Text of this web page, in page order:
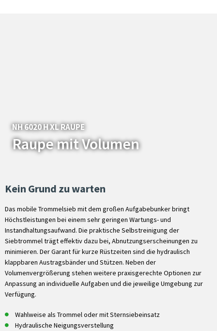
NH 6020 H XL RAUPE
Raupe mit Volumen
Kein Grund zu warten
Das mobile Trommelsieb mit dem großen Aufgabebunker bringt
Höchstleistungen bei einem sehr geringen Wartungs- und
Instandhaltungsaufwand. Die praktische Selbstreinigung der
Siebtrommel trägt effektiv dazu bei, Abnutzungserscheinungen zu
minimieren. Der Garant für kurze Rüstzeiten sind die hydraulisch
klappbaren Austragsbänder und Stützen. Neben der
Volumenvergrößerung stehen weitere praxisgerechte Optionen zur
Anpassung an individuelle Aufgaben und die jeweilige Umgebung zur
Verfügung.
Wahlweise als Trommel oder mit Sternsiebeinsatz
Hydraulische Neigungsverstellung